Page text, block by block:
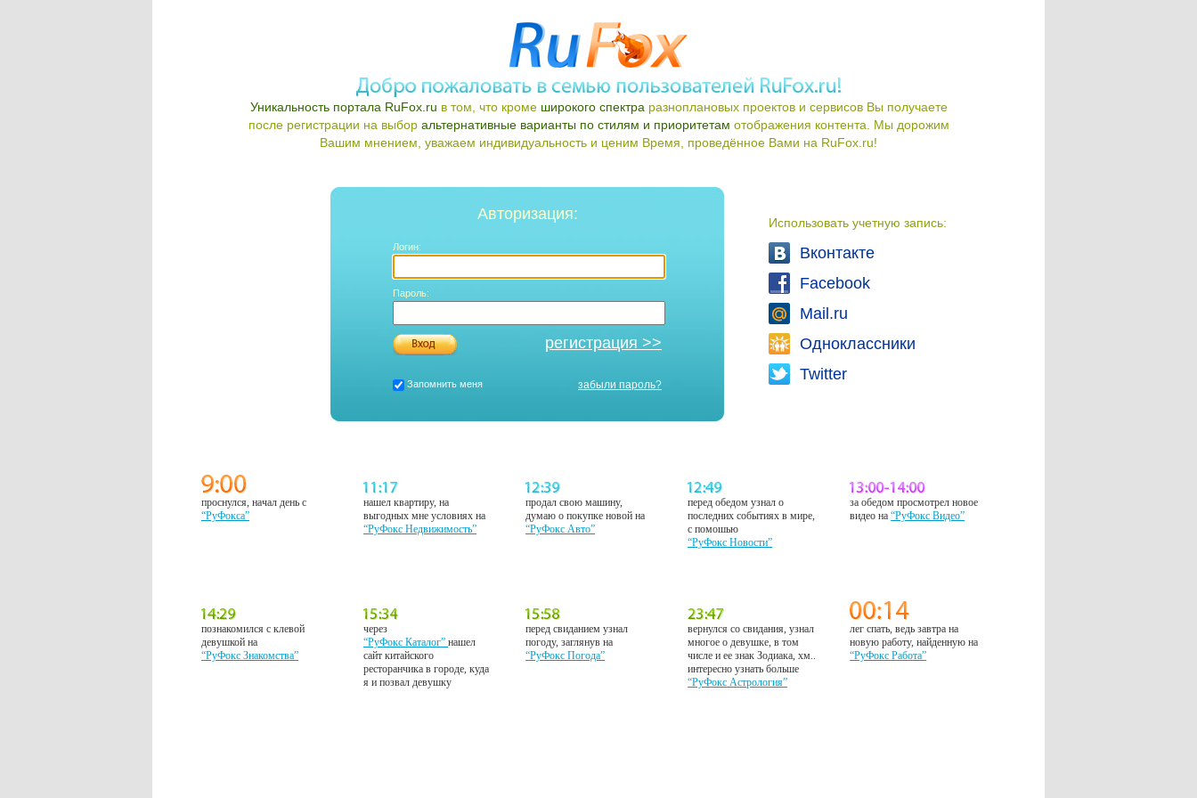
Уникальность портала RuFox.ru в том, что кроме широкого спектра разноплановых проектов и сервисов Вы получаете
после регистрации на выбор альтернативные варианты по стилям и приоритетам отображения контента. Мы дорожим
Вашим мнением, уважаем индивидуальность и ценим Время, проведённое Вами на RuFox.ru!
Использовать учетную запись:
Вконтакте
Facebook
Mail.ru
Одноклассники
Twitter
Авторизация:
Логин:
Пароль:
регистрация >>
Запомнить меня забыли пароль?
проснулся, начал день с
“РуФокса”
нашел квартиру, на
выгодных мне условиях на
“РуФокс Недвижимость”
продал свою машину,
думаю о покупке новой на
“РуФокс Авто”
перед обедом узнал о
последних событиях в мире,
с помошью
“РуФокс Новости”
за обедом просмотрел новое
видео на“РуФокс Видео”
познакомился с клевой
девушкой на
“РуФокс Знакомства”
через
“РуФокс Каталог”нашел
сайт китайского
ресторанчика в городе, куда
я и позвал девушку
перед свиданием узнал
погоду, заглянув на
“РуФокс Погода”
вернулся со свидания, узнал
многое о девушке, в том
числе и ее знак Зодиака, хм..
интересно узнать больше
“РуФокс Астрология”
лег спать, ведь завтра на
новую работу, найденную на
“РуФокс Работа”